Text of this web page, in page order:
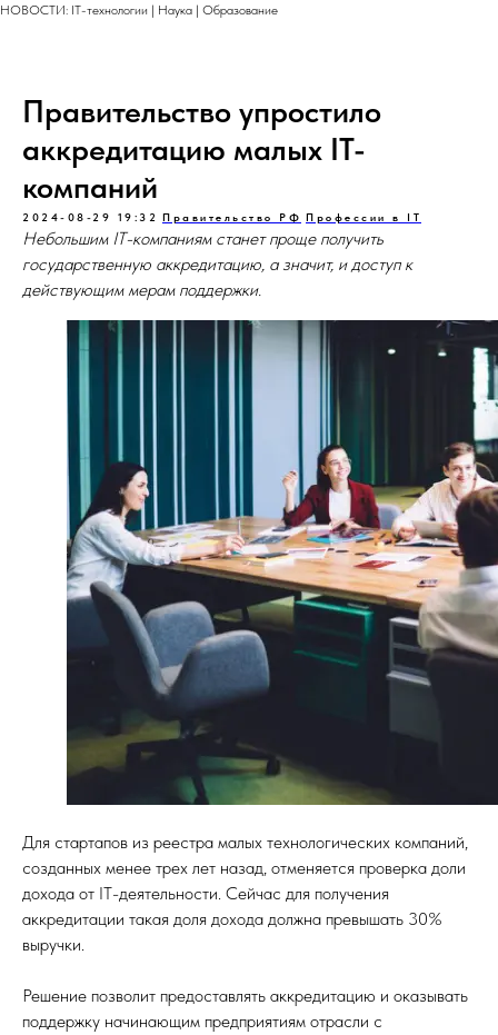
НОВОСТИ: IT-технологии | Наука | Образование
Правительство упростило
аккредитацию малых IT-
компаний
2024-08-29 19:32 Правительство РФ Профессии в IT
Небольшим IT-компаниям станет проще получить
государственную аккредитацию, а значит, и доступ к
действующим мерам поддержки.
Для стартапов из реестра малых технологических компаний,
созданных менее трех лет назад, отменяется проверка доли
дохода от IT-деятельности. Сейчас для получения
аккредитации такая доля дохода должна превышать 30%
выручки.
Решение позволит предоставлять аккредитацию и оказывать
поддержку начинающим предприятиям отрасли с